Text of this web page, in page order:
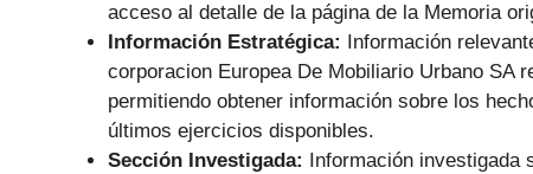
acceso al detalle de la página de la Memoria
Información Estratégica: Información
corporacion Europea De Mobiliario Urbano SA
permitiendo obtener información sobre los
últimos ejercicios disponibles.
Sección Investigada: Información investigada